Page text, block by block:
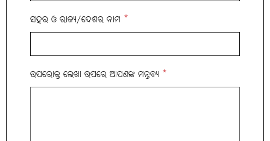
ସହର ଓ ରାଜ୍ୟ/ଦେଶର ନାମ *
ଉପରୋକ୍ତ ଲେଖା ଉପରେ ଆପଣଙ୍କ ମନ୍ତବ୍ୟ *